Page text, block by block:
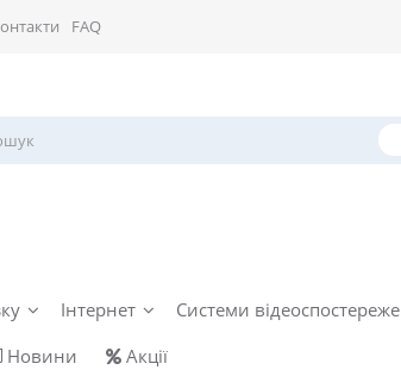
FAQ
Інтернет Системи
Новини Акції